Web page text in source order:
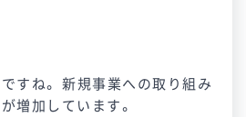
すね。 新規事業への取り組み
増加しています。